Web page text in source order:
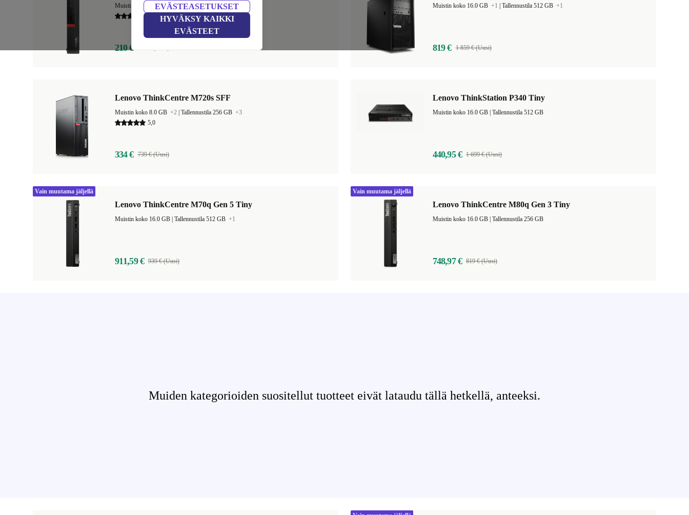
EVÄSTEASETUKSET
HYVÄKSY KAIKKI
EVÄSTEET
Muistin koko 4.0 GB+3 |Tallennustila 256 GB+13
210 €
Muistin koko 16.0 GB +1 Tallennustila 512 GB +1
819 € 1 859 € (Uusi)
Lenovo ThinkCentre M720s SFF
Muistin koko 8.0 GB +2 Tallennustila 256 GB +3
5,0
334 € 739 € (Uusi)
Lenovo ThinkStation P340 Tiny
Tallennustila 512 GB
440,95 € 1 699 € (Uusi)
Lenovo ThinkCentre M70q Gen 5 Tiny
Tallennustila 512 GB +1
911,59 € 939 € (Uusi)
Vain muutama jäljellä
Lenovo ThinkCentre M80q Gen 3 Tiny
Tallennustila 256 GB
748,97 € 819 € (Uusi)
Vain muutama jäljellä
Muiden kategorioiden suositellut tuotteet eivät lataudu tällä hetkellä, anteeksi.